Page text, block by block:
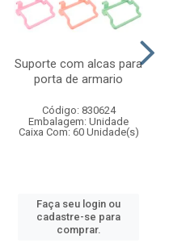
Suporte com alcas para
porta de armario
Código: 830624
Embalagem: Unidade
Caixa Com: 60 Unidade(s)
Faça seu login ou
cadastre-se para
comprar.